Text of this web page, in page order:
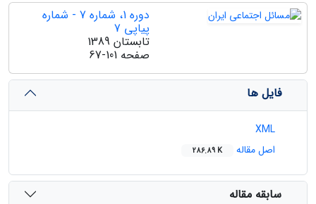
دوره 1، شماره 7 - شماره
پیاپی 7
تابستان 1389
صفحه 67-101
فایل ها
XML
اصل مقاله
286.89 K
سابقه مقاله